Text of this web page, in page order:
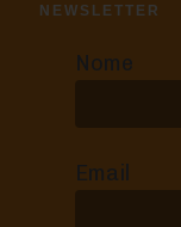
NEWSLETTER
Nome
Email